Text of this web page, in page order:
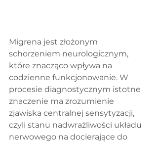
Migrena jest złożonym
schorzeniem neurologicznym,
które znacząco wpływa na
codzienne funkcjonowanie. W
procesie diagnostycznym istotne
znaczenie ma zrozumienie
zjawiska centralnej sensytyzacji,
czyli stanu nadwrażliwości układu
nerwowego na docierające do